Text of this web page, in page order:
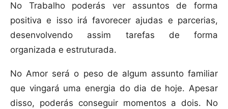
No Trabalho poderás ver assuntos de forma
positiva e isso irá favorecer ajudas e parcerias,
desenvolvendo assim tarefas de forma
organizada e estruturada.
No Amor será o peso de algum assunto familiar
que vingará uma energia do dia de hoje. Apesar
disso, poderás conseguir momentos a dois. No